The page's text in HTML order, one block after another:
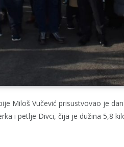
Miloš Vučević prisustvovao je
i petlje Divci, čija je dužina 5,8